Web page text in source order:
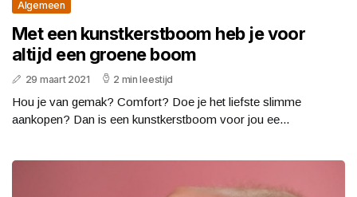
Algemeen
Met een kunstkerstboom heb je voor
altijd een groene boom
29 maart 2021 2 min leestijd
Hou je van gemak? Comfort? Doe je het liefste slimme
aankopen? Dan is een kunstkerstboom voor jou ee...